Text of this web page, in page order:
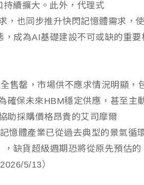
續擴大。此外，代理式
，也同步推升快閃記憶體需求，使
成為AI基礎建設不可或缺的重要
售罄，市場供不應求情況明顯，
確保未來HBM穩定供應，甚至主
助採購價格昂貴的艾司摩爾
憶體產業已從過去典型的景氣循
缺貨超級週期恐將從原先預估的
5/13）